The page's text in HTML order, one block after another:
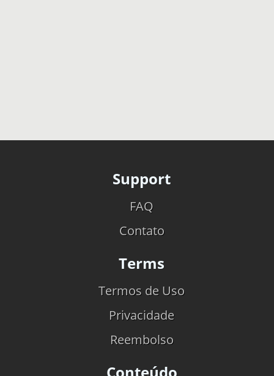
Support
FAQ
Contato
Terms
Termos de Uso
Privacidade
Reembolso